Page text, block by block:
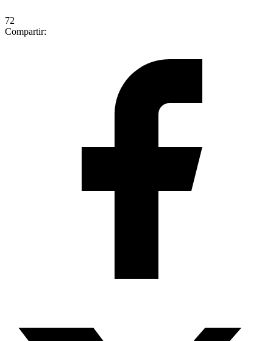
72
Compartir: